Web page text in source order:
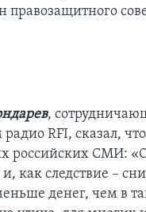
правозащитного
,
RFI, сказал,
российских СМИ:
как следствие –
денег, чем в